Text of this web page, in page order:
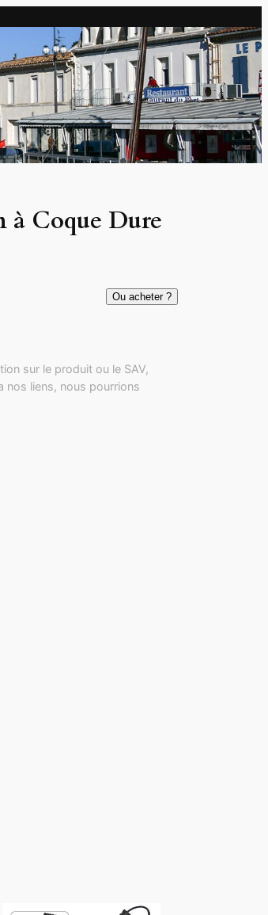
à Coque Dure
Ou acheter ?
sur le produit ou le SAV,
nos liens, nous pourrions